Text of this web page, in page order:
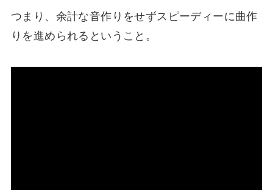
つまり、余計な音作りをせずスピーディーに曲作
りを進められる ということ。